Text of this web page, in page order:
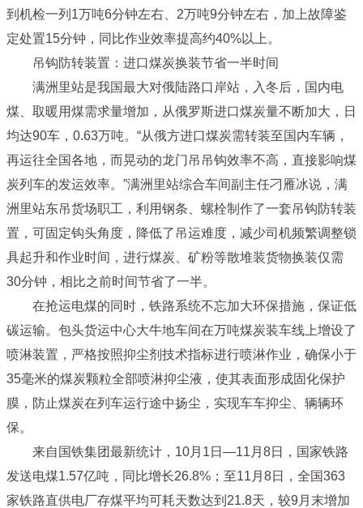
到机检一列1万吨6分钟左右、2万吨9分钟左右，加上故障鉴
定处置15分钟，同比作业效率提高约40%以上。
吊钩防转装置：进口煤炭换装节省一半时间
满洲里站是我国最大对俄陆路口岸站，入冬后，国内电
煤、取暖用煤需求量增加，从俄罗斯进口煤炭量不断加大，日
均达90车，0.63万吨。“从俄方进口煤炭需转装至国内车辆，
再运往全国各地，而晃动的龙门吊吊钩效率不高，直接影响煤
炭列车的发运效率。”满洲里站综合车间副主任刁雁冰说，满
洲里站东吊货场职工，利用钢条、螺栓制作了一套吊钩防转装
置，可固定钩头角度，降低了吊运难度，减少司机频繁调整锁
具起升和作业时间，进行煤炭、矿粉等散堆装货物换装仅需
30分钟，相比之前时间节省了一半。
在抢运电煤的同时，铁路系统不忘加大环保措施，保证低
碳运输。包头货运中心大牛地车间在万吨煤炭装车线上增设了
喷淋装置，严格按照抑尘剂技术指标进行喷淋作业，确保小于
35毫米的煤炭颗粒全部喷淋抑尘液，使其表面形成固化保护
膜，防止煤炭在列车运行途中扬尘，实现车车抑尘、辆辆环
保。
来自国铁集团最新统计，10月1日—11月8日，国家铁路
发送电煤1.57亿吨，同比增长26.8%；至11月8日，全国363
家铁路直供电厂存煤平均可耗天数达到21.8天，较9月末增加